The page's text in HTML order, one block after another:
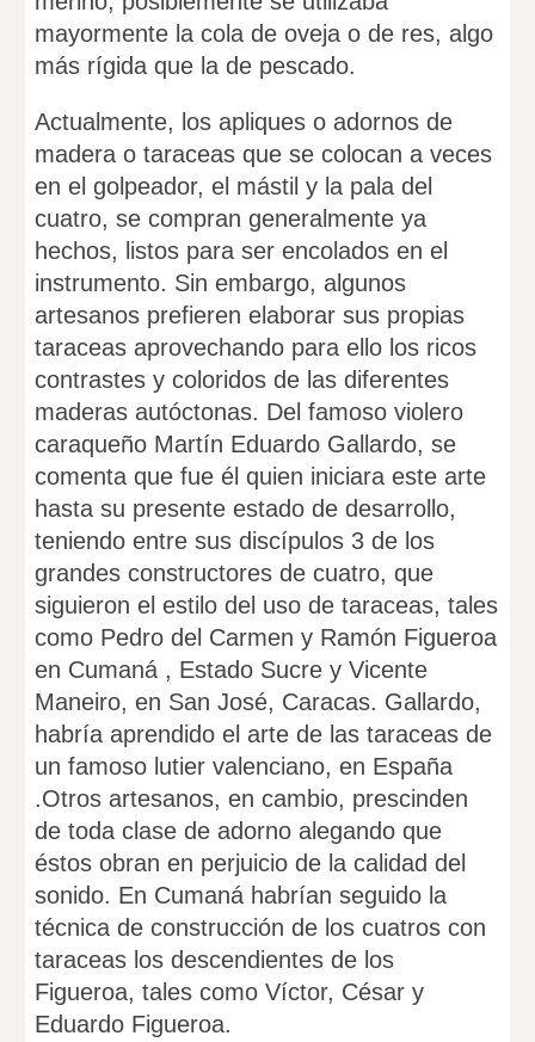
mayormente la cola de oveja o de res, algo
más rígida que la de pescado.
Actualmente, los apliques o adornos de
madera o taraceas que se colocan a veces
en el golpeador, el mástil y la pala del
cuatro, se compran generalmente ya
hechos, listos para ser encolados en el
instrumento. Sin embargo, algunos
artesanos prefieren elaborar sus propias
taraceas aprovechando para ello los ricos
contrastes y coloridos de las diferentes
maderas autóctonas. Del famoso violero
caraqueño Martín Eduardo Gallardo, se
comenta que fue él quien iniciara este arte
hasta su presente estado de desarrollo,
teniendo entre sus discípulos 3 de los
grandes constructores de cuatro, que
siguieron el estilo del uso de taraceas, tales
como Pedro del Carmen y Ramón Figueroa
en Cumaná , Estado Sucre y Vicente
Maneiro, en San José, Caracas. Gallardo,
habría aprendido el arte de las taraceas de
un famoso lutier valenciano, en España
.Otros artesanos, en cambio, prescinden
de toda clase de adorno alegando que
éstos obran en perjuicio de la calidad del
sonido. En Cumaná habrían seguido la
técnica de construcción de los cuatros con
taraceas los descendientes de los
Figueroa, tales como Víctor, César y
Eduardo Figueroa.